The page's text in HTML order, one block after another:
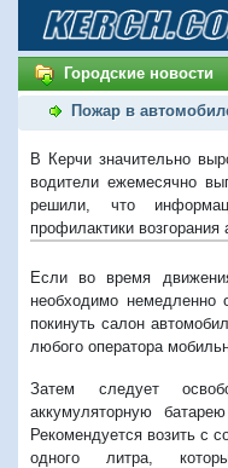
Городские новости
Пожар в
В Керчи значительно
водители ежемесячно
решили, что
профилактики возгорания
Если во время
необходимо немедленно
покинуть салон
любого оператора
Затем следует
аккумуляторную
Рекомендуется возить с
одного литра,